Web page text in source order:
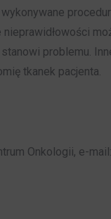
problemu.
tkanek pacjenta.
Onkologii, e-mail: